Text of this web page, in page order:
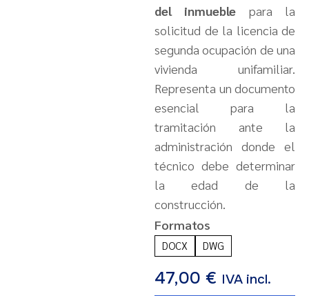
del inmueble para la
solicitud de la licencia de
segunda ocupación de una
vivienda unifamiliar.
Representa un documento
esencial para la
tramitación ante la
administración donde el
técnico debe determinar
la edad de la
construcción.
Formatos
DOCX DWG
47,00 € IVA incl.